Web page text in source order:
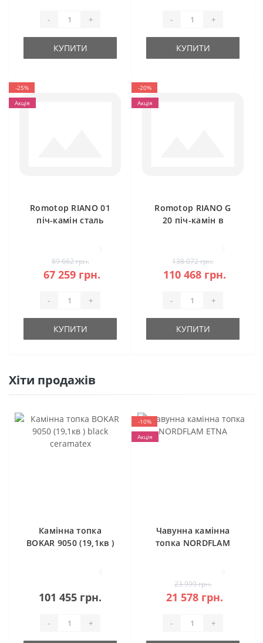
- +
КУПИТИ
- +
КУПИТИ
-25%
Акція
Romotop RIANO 01
піч-камін сталь
89 662 грн.
67 259 грн.
- +
КУПИТИ
-20%
Акція
Romotop RIANO G
20 піч-камін в
138 072 грн.
110 468 грн.
- +
КУПИТИ
Хіти продажів
Камінна топка
BOKAR 9050 (19,1кв )
101 455 грн.
- +
-10%
Акція
Чавунна камінна
топка NORDFLAM
23 999 грн.
21 578 грн.
- +